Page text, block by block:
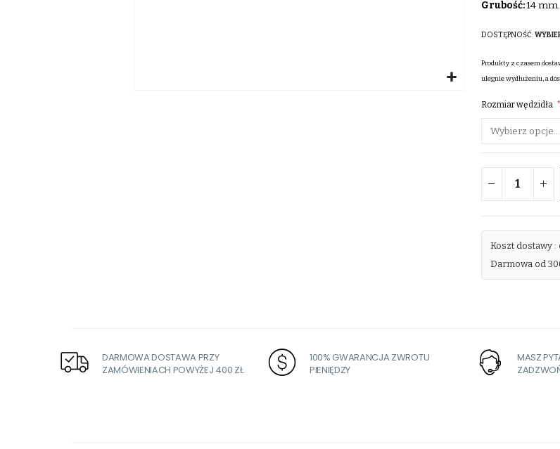
Grubość:14 mm.
DOSTĘPNOŚĆ:
Produkty z czasem
ulegnie wydłużeniu, a
Rozmiar wędzidła
Koszt dostawy :
Darmowa od
DARMOWA DOSTAWA PRZY
ZAMÓWIENIACH POWYŻEJ 400 ZŁ
100% GWARANCJA ZWROTU
PIENIĘDZY
MASZ